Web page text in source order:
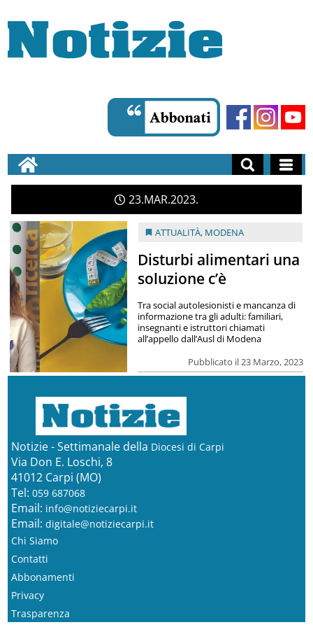
23 MAR2023
ATTUALITÀ, MODENA
Disturbi alimentari una
soluzione c’è
Pubblicato il 23 Marzo, 2023
Tra social autolesionisti e mancanza di
informazione tra gli adulti: familiari,
insegnanti e istruttori chiamati
all’appello dall’Ausl di Modena
Notizie - Settimanale della Diocesi di Carpi
Via Don E. Loschi, 8
41012 Carpi (MO)
Tel: 059 687068
Email: info@notiziecarpi.it
Email: digitale@notiziecarpi.it
Chi Siamo
Contatti
Abbonamenti
Privacy
Trasparenza